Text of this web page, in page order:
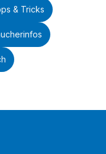
& Tricks